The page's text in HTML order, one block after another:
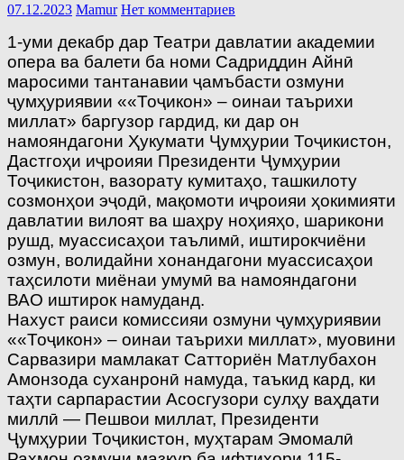
07.12.2023 Mamur Нет комментариев
1-уми декабр дар Театри давлатии академии
опера ва балети ба номи Садриддин Айнӣ
маросими тантанавии ҷамъбасти озмуни
ҷумҳуриявии ««Тоҷикон» – оинаи таърихи
миллат» баргузор гардид, ки дар он
намояндагони Ҳукумати Ҷумҳурии Тоҷикистон,
Дастгоҳи иҷроияи Президенти Ҷумҳурии
Тоҷикистон, вазорату кумитаҳо, ташкилоту
созмонҳои эҷодӣ, мақомоти иҷроияи ҳокимияти
давлатии вилоят ва шаҳру ноҳияҳо, шарикони
рушд, муассисаҳои таълимӣ, иштирокчиёни
озмун, волидайни хонандагони муассисаҳои
таҳсилоти миёнаи умумӣ ва намояндагони
ВАО иштирок намуданд.
Нахуст раиси комиссияи озмуни ҷумҳуриявии
««Тоҷикон» – оинаи таърихи миллат», муовини
Сарвазири мамлакат Сатториён Матлубахон
Амонзода суханронӣ намуда, таъкид кард, ки
таҳти cарпарастии Асосгузори сулҳу ваҳдати
миллӣ — Пешвои миллат, Президенти
Ҷумҳурии Тоҷикистон, муҳтарам Эмомалӣ